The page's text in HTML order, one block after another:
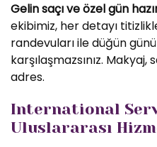
Gelin saçı ve özel gün
ekibimiz, her detayı
randevuları ile düğün
karşılaşmazsınız.
adres.
International
Uluslararası